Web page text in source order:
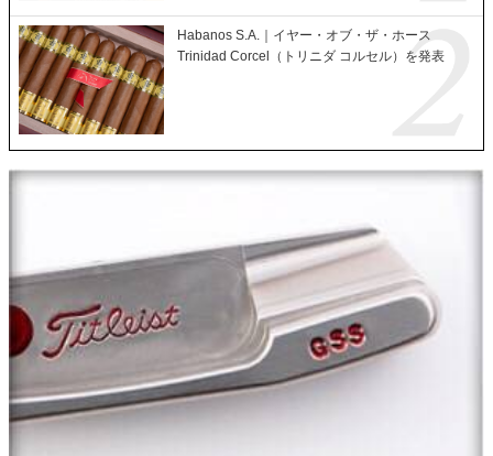
Habanos S.A.｜イヤー・オブ・ザ・ホース
Trinidad Corcel（トリニダ コルセル）を発表